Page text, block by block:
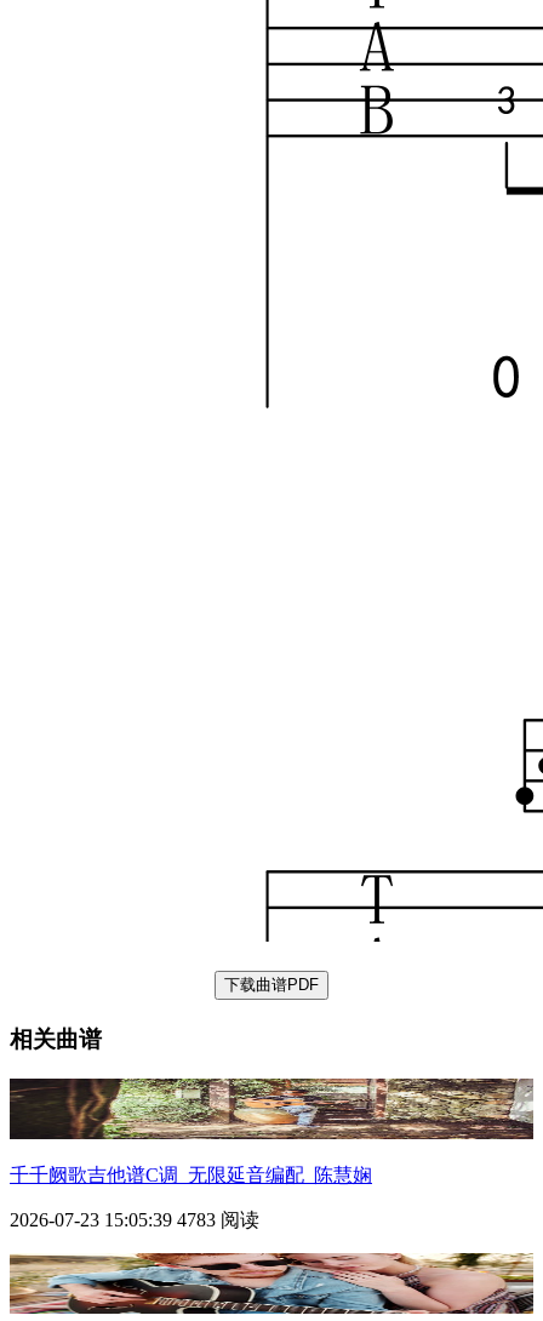
下载曲谱PDF
相关曲谱
千千阙歌吉他谱C调_无限延音编配_陈慧娴
2026-07-23 15:05:39 4783 阅读